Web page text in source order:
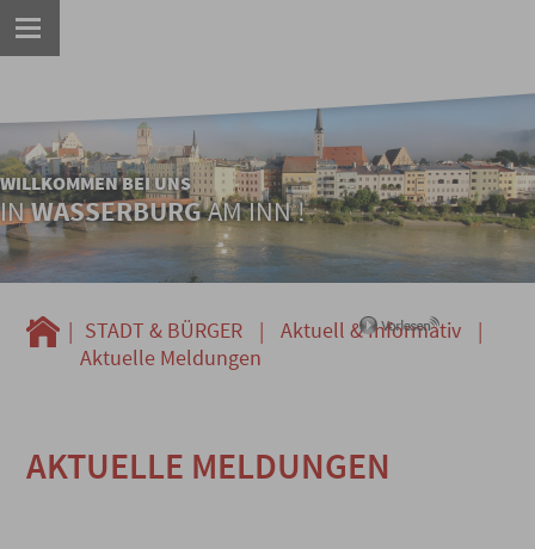
WILLKOMMEN BEI UNS
INWASSERBURGAM INN !
| STADT & BÜRGER | Aktuell & Informativ
|
Aktuelle Meldungen
AKTUELLE MELDUNGEN